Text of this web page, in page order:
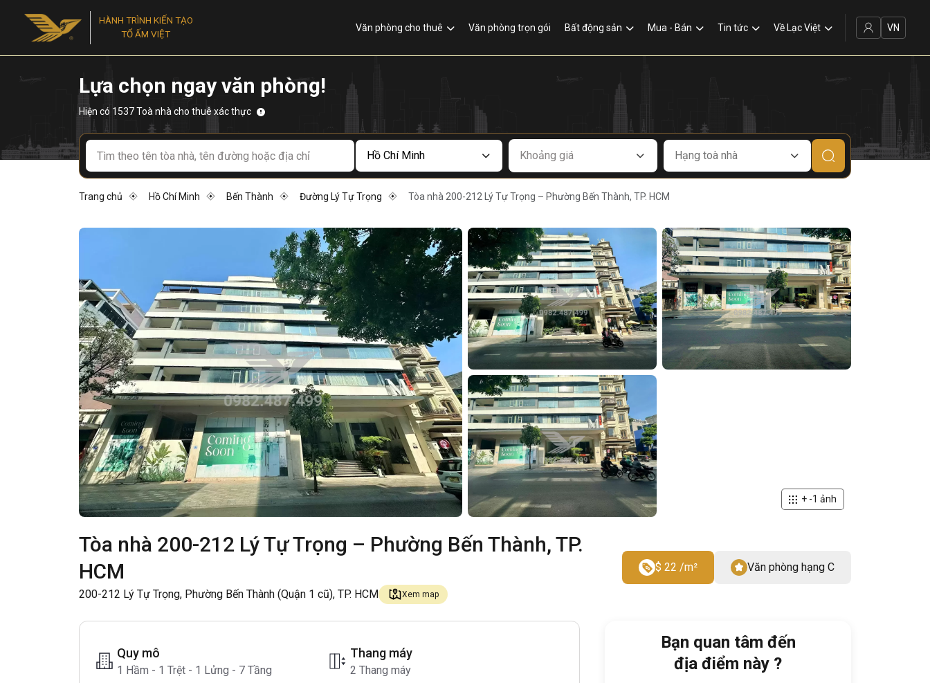
HÀNH TRÌNH KIẾN TẠO
TỔ ẤM VIỆT
Văn phòng cho thuê Văn phòng trọn gói Bất động sản Mua - Bán Tin tức Về Lạc Việt VN
Lựa chọn ngay văn phòng!
Hiện có 1537 Toà nhà cho thuê xác thực
Khoảng giá
Trang chủ Hồ Chí Minh Bến Thành Đường Lý Tự Trọng Tòa nhà 200-212 Lý Tự Trọng – Phường Bến Thành, TP. HCM
+ -1 ảnh
Tòa nhà 200-212 Lý Tự Trọng – Phường Bến Thành, TP.
HCM
200-212 Lý Tự Trọng, Phường Bến Thành (Quận 1 cũ), TP. HCM Xem map
$ 22 /m² Văn phòng hạng C
Quy mô
1 Hầm - 1 Trệt - 1 Lửng - 7 Tầng
Thang máy
2 Thang máy
Bạn quan tâm đến
địa điểm này ?